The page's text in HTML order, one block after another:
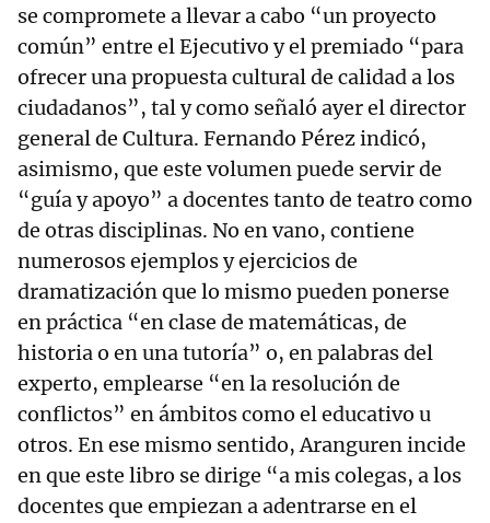
se compromete a llevar a cabo “un proyecto
común” entre el Ejecutivo y el premiado “para
ofrecer una propuesta cultural de calidad a los
ciudadanos”, tal y como señaló ayer el director
general de Cultura. Fernando Pérez indicó,
asimismo, que este volumen puede servir de
“guía y apoyo” a docentes tanto de teatro como
de otras disciplinas. No en vano, contiene
numerosos ejemplos y ejercicios de
dramatización que lo mismo pueden ponerse
en práctica “en clase de matemáticas, de
historia o en una tutoría” o, en palabras del
experto, emplearse “en la resolución de
conflictos” en ámbitos como el educativo u
otros. En ese mismo sentido, Aranguren incide
en que este libro se dirige “a mis colegas, a los
docentes que empiezan a adentrarse en el